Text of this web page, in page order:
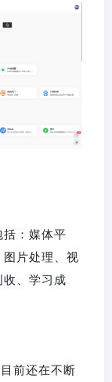
：媒体平
片处理、视
、学习成
前还在不断